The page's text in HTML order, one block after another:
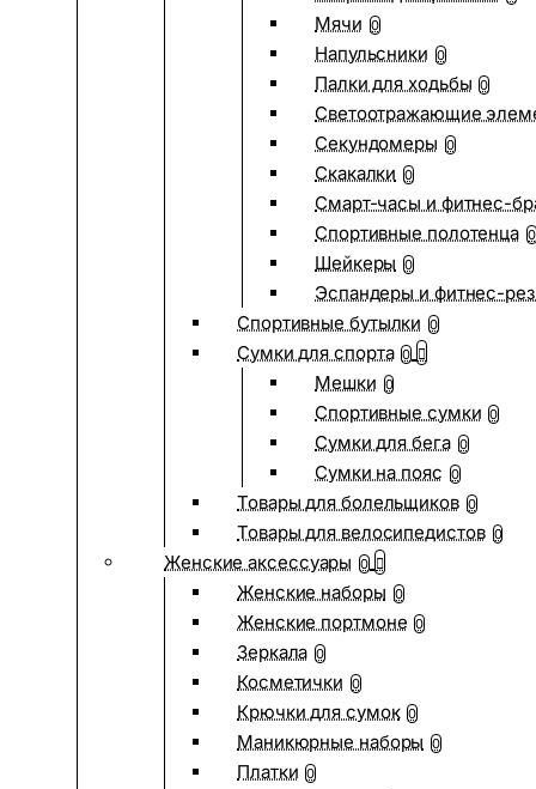
Мячи 0
Напульсники 0
Палки для ходьбы 0
Светоотражающие
Секундомеры 0
Скакалки 0
Смарт-часы и фитнес-
Спортивные полотенца 0
Шейкеры 0
Эспандеры и фитнес-
Спортивные бутылки 0
Сумки для спорта 0
Мешки 0
Спортивные сумки 0
Сумки для бега 0
Сумки на пояс 0
Товары для болельщиков 0
Товары для велосипедистов 0
Женские аксессуары 0
Женские наборы 0
Женские портмоне 0
Зеркала 0
Косметички 0
Крючки для сумок 0
Маникюрные наборы 0
Платки 0